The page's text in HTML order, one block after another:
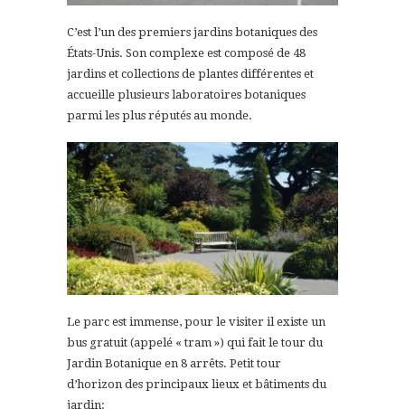
C’est l’un des premiers jardins botaniques des
États-Unis. Son complexe est composé de 48
jardins et collections de plantes différentes et
accueille plusieurs laboratoires botaniques
parmi les plus réputés au monde.
Le parc est immense, pour le visiter il existe un
bus gratuit (appelé « tram ») qui fait le tour du
Jardin Botanique en 8 arrêts. Petit tour
d’horizon des principaux lieux et bâtiments du
jardin: